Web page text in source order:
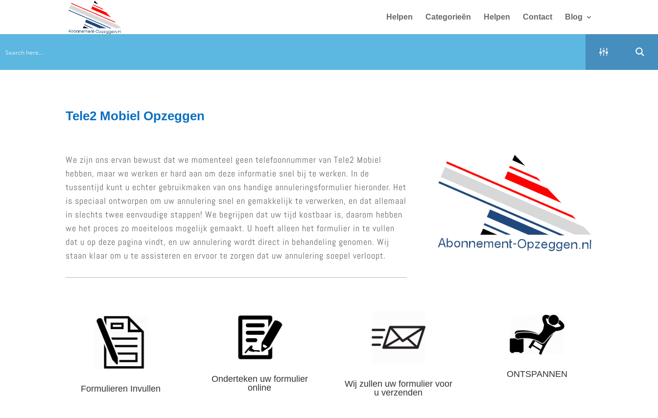
Helpen Categorieën Helpen Contact Blog
Tele2 Mobiel Opzeggen
We zijn ons ervan bewust dat we momenteel geen telefoonnummer van Tele2 Mobiel
hebben, maar we werken er hard aan om deze informatie snel bij te werken. In de
tussentijd kunt u echter gebruikmaken van ons handige annuleringsformulier hieronder. Het
is speciaal ontworpen om uw annulering snel en gemakkelijk te verwerken, en dat allemaal
in slechts twee eenvoudige stappen! We begrijpen dat uw tijd kostbaar is, daarom hebben
we het proces zo moeiteloos mogelijk gemaakt. U hoeft alleen het formulier in te vullen
dat u op deze pagina vindt, en uw annulering wordt direct in behandeling genomen. Wij
staan klaar om u te assisteren en ervoor te zorgen dat uw annulering soepel verloopt.
Formulieren Invullen
Onderteken uw formulier
online
Wij zullen uw formulier voor
u verzenden
ONTSPANNEN